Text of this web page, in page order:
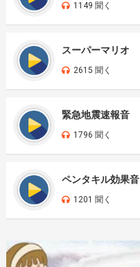
1149 聞く
スーパーマリオ
2615 聞く
緊急地震速報音
1796 聞く
ペンタキル効果音
1201 聞く